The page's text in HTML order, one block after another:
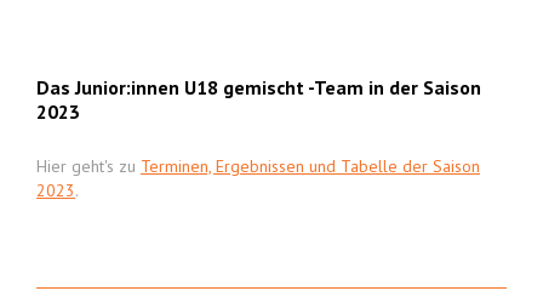
Das Junior:innen U18 gemischt -Team in der Saison
2023
Hier geht's zu Terminen, Ergebnissen und Tabelle der Saison
2023.